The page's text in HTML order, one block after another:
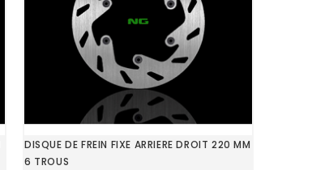
DISQUE DE FREIN FIXE ARRIERE DROIT 220 MM
6 TROUS